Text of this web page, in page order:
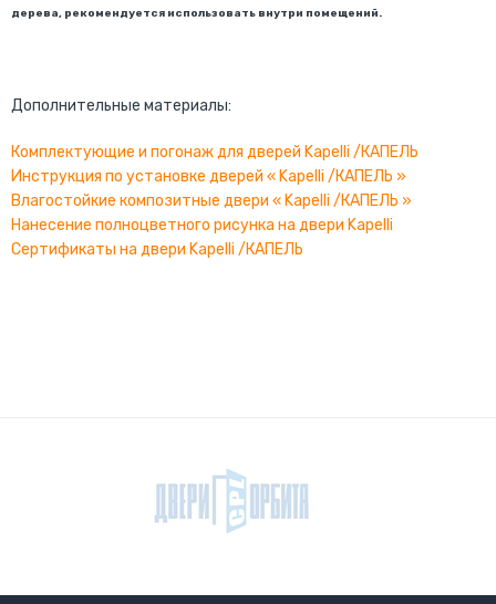
дерева, рекомендуется использовать внутри помещений.
Дополнительные материалы:
Комплектующие и погонаж для дверей Kapelli /КАПЕЛЬ
Инструкция по установке дверей « Kapelli /КАПЕЛЬ »
Влагостойкие композитные двери « Kapelli /КАПЕЛЬ »
Нанесение полноцветного рисунка на двери Kapelli
Сертификаты на двери Kapelli /КАПЕЛЬ